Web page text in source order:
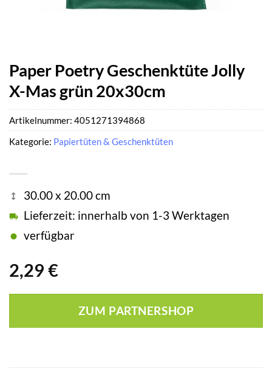
Paper Poetry Geschenktüte Jolly
X-Mas grün 20x30cm
2,29 €
30.00 x 20.00 cm
Lieferzeit: innerhalb von 1-3 Werktagen
verfügbar
ZUM PARTNERSHOP
Artikelnummer: 4051271394868
Kategorie: Papiertüten & Geschenktüten